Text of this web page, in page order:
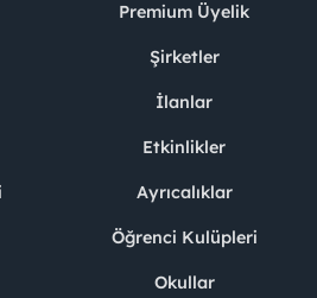
Premium Üyelik
Şirketler
İlanlar
Etkinlikler
Ayrıcalıklar
Öğrenci Kulüpleri
Okullar